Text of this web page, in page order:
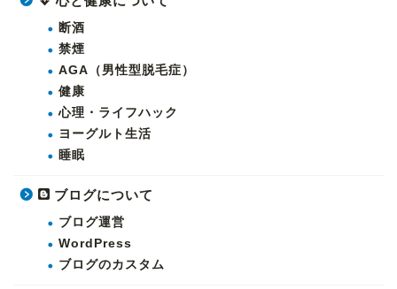
断酒
禁煙
AGA（男性型脱毛症）
健康
心理・ライフハック
ヨーグルト生活
睡眠
ブログについて
ブログ運営
WordPress
ブログのカスタム